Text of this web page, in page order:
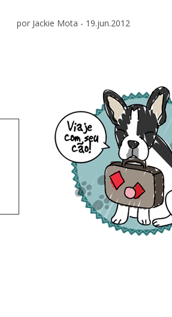
por Jackie Mota - 19.jun.2012